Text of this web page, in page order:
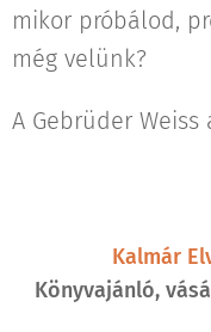
mikor próbálod,
még velünk?
A Gebrüder
Kalmár
Könyvajánló,